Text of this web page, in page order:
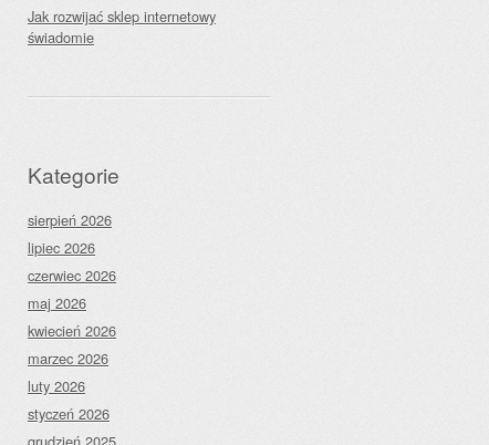
Jak rozwijać sklep internetowy
świadomie
Kategorie
sierpień 2026
lipiec 2026
czerwiec 2026
maj 2026
kwiecień 2026
marzec 2026
luty 2026
styczeń 2026